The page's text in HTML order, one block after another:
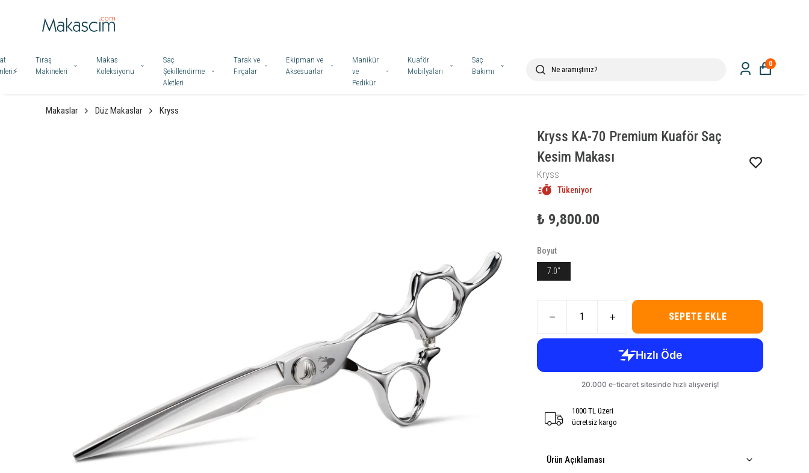
Tıraş
Makineleri
Makas
Koleksiyonu
Saç
Şekillendirme
Aletleri
Tarak ve
Fırçalar
Ekipman ve
Aksesuarlar
Manikür
ve
Pedikür
Kuaför
Mobilyaları
Saç
Bakımı
0
Makaslar Düz Makaslar Kryss
Kryss
Kryss KA-70 Premium Kuaför Saç
Kesim Makası
Tükeniyor
₺ 9,800.00
Boyut
7.0"
SEPETE EKLE
1000 TL üzeri
ücretsiz kargo
Ürün Açıklaması